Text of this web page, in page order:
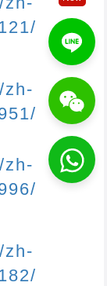
zh-
zh-
zh-